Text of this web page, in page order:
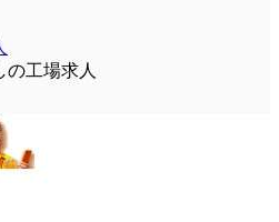
の工場求人